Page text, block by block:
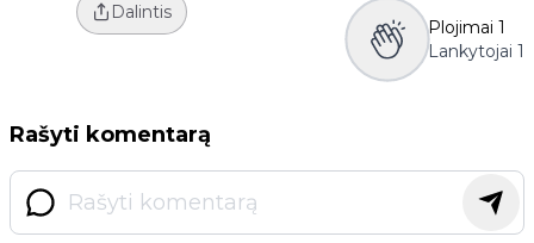
Dalintis
Plojimai 1
Lankytojai 1
Rašyti komentarą